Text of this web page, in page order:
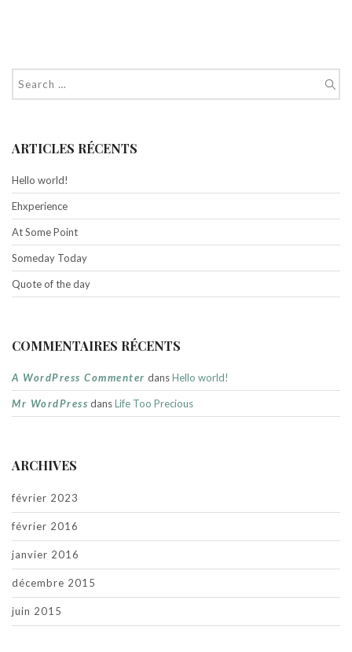
ARTICLES RÉCENTS
Hello world!
Ehxperience
At Some Point
Someday Today
Quote of the day
COMMENTAIRES RÉCENTS
A WordPress Commenter dansHello world!
Mr WordPress dansLife Too Precious
ARCHIVES
février 2023
février 2016
janvier 2016
décembre 2015
juin 2015